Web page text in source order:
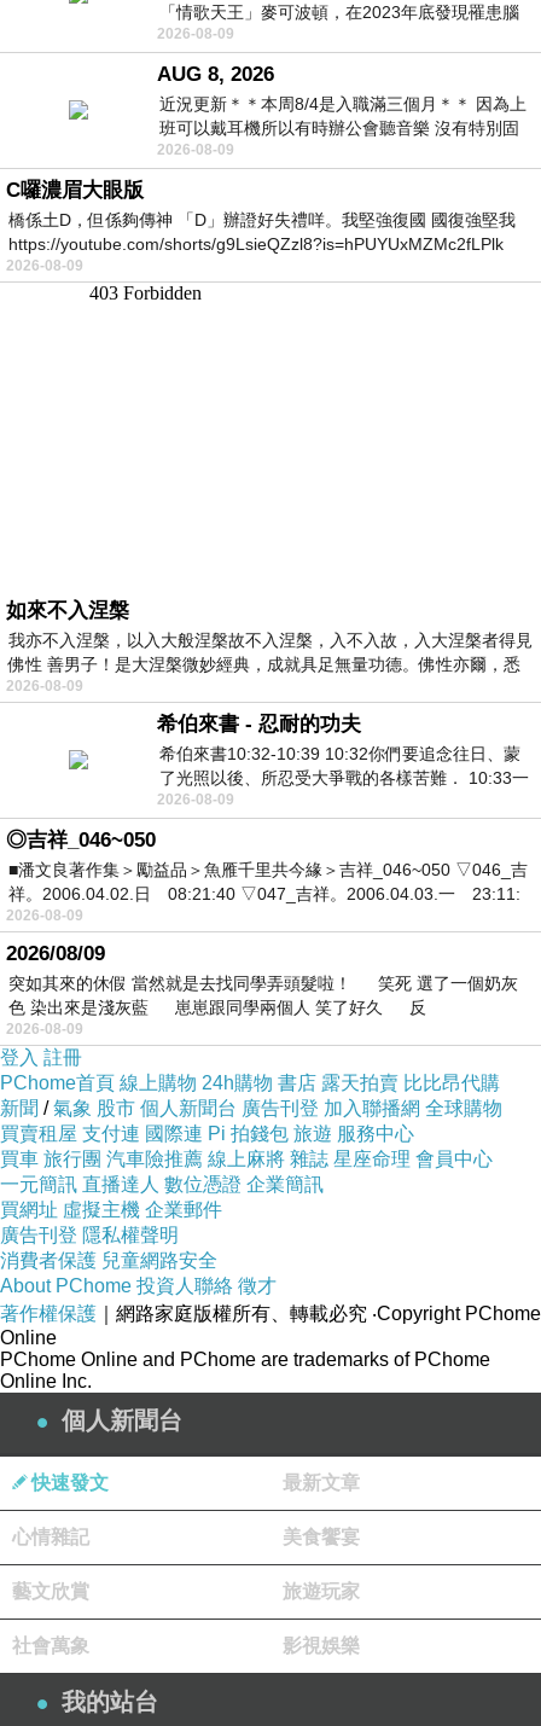
「情歌天王」麥可波頓，在2023年底發現罹患腦
瘤「祈禱早日康復，一切都好」。
2026-08-09
AUG 8, 2026
近況更新＊＊本周8/4是入職滿三個月＊＊ 因為上
班可以戴耳機所以有時辦公會聽音樂 沒有特別固
定哪天但就是一周某一天會固定聽'90
2026-08-09
C囉濃眉大眼版
橋係土D，但係夠傳神 「D」辦證好失禮咩。我堅強復國 國復強堅我
https://youtube.com/shorts/g9LsieQZzl8?is=hPUYUxMZMc2fLPlk
2026-08-09
如來不入涅槃
我亦不入涅槃，以入大般涅槃故不入涅槃，入不入故，入大涅槃者得見
佛性 善男子！是大涅槃微妙經典，成就具足無量功德。佛性亦爾，悉
2026-08-09
希伯來書 - 忍耐的功夫
希伯來書10:32-10:39 10:32你們要追念往日、蒙
了光照以後、所忍受大爭戰的各樣苦難． 10:33一
面被毀謗、遭患難、成了戲景、叫眾人
2026-08-09
◎吉祥_046~050
■潘文良著作集＞勵益品＞魚雁千里共今緣＞吉祥_046~050 ▽046_吉
祥。2006.04.02.日 08:21:40 ▽047_吉祥。2006.04.03.一 23:11:
2026-08-09
2026/08/09
突如其來的休假 當然就是去找同學弄頭髮啦！ 笑死 選了一個奶灰
色 染出來是淺灰藍 崽崽跟同學兩個人 笑了好久 反
2026-08-09
登入 註冊
PChome首頁 線上購物 24h購物 書店 露天拍賣 比比昂代購
新聞 /氣象 股市 個人新聞台 廣告刊登 加入聯播網 全球購物
買賣租屋 支付連 國際連 Pi 拍錢包 旅遊 服務中心
買車 旅行團 汽車險推薦 線上麻將 雜誌 星座命理 會員中心
一元簡訊 直播達人 數位憑證 企業簡訊
買網址 虛擬主機 企業郵件
廣告刊登 隱私權聲明
消費者保護 兒童網路安全
About PChome 投資人聯絡 徵才
著作權保護 ｜網路家庭版權所有、轉載必究 ‧Copyright PChome
Online
PChome Online and PChome are trademarks of PChome
Online Inc.
個人新聞台
快速發文 最新文章
心情雜記 美食饗宴
藝文欣賞 旅遊玩家
社會萬象 影視娛樂
我的站台